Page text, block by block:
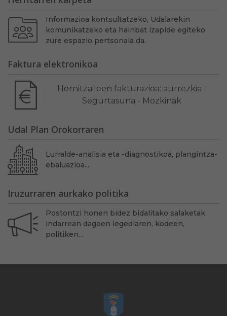
Informazioa kontsultatzeko, Udalarekin
komunikatzeko eta hainbat izapide egiteko
zure espazio pertsonala da.
Faktura elektronikoa
Hornitzaileen fakturazioa: aurrezkia -
Segurtasuna - Mozkinak
Udal Plan Orokorraren
Lurralde-analisia eta -diagnostikoa, plangintza-
ebaluazioa...
Iruzurraren aurkako politika
Postontzi honen bidez bidalitako salaketak
indarrean dagoen legediaren, kodeen,
politiken...